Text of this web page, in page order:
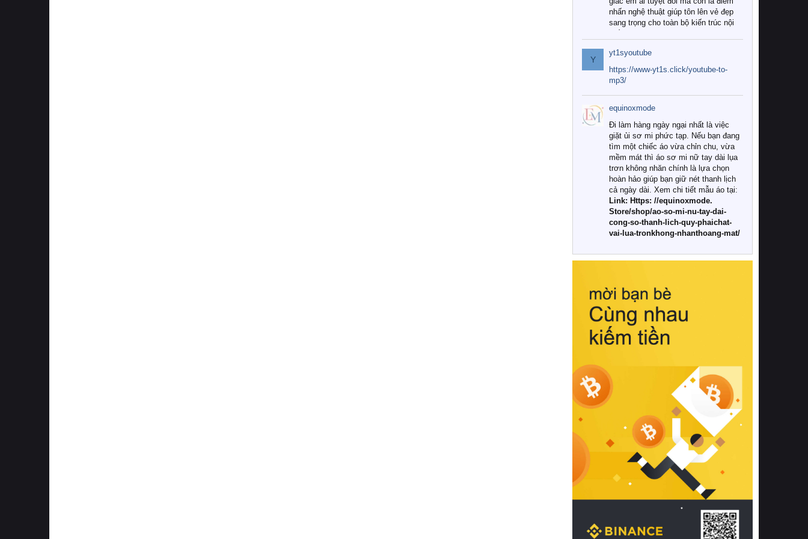
nhấn nghệ thuật giúp tôn lên vẻ đẹp
sang trọng cho toàn bộ kiến trúc nội
Tuy nhiên, giữa thị trường đa dạng
với vô vàn thương hiệu và mẫu mã
như hiện nay, làm thế nào để chọn
được những bộ chăn ga gối đệm cao
cấp thực sự chất lượng, phù hợp với
khí hậu và nhu cầu sử dụng của gia
đình? Hãy cùng chúng tôi đi tìm lời
giải đáp chi tiết qua bài viết dưới đây.
1. Tại sao các gia đình hiện đại lại ưa
chuộng chăn ga gối đệm cao cấp?
Khác với các dòng sản phẩm thông
thường, những bộ chăn ga gối đệm
cao cấp trải qua quy trình sản xuất
nghiêm ngặt từ khâu chọn lọc nguyên
liệu tự nhiên đến công nghệ dệt
nhuộm hiện đại không chứa hóa chất
này, bạn sẽ cảm nhận rõ rệt sự khác
hồi chuẩn xác của phần đệm nâng đỡ
cột sống.
Bên cạnh đó, việc lựa chọn các dòng
sản phẩm đạt chuẩn chất lượng quốc
tế còn giúp ngăn ngừa tình trạng kích
khuẩn và nấm mốc trong điều kiện
thời tiết nóng ẩm. Bạn có thể tìm hiểu
thêm các nghiên cứu khoa học về tác
động của giấc ngủ và môi trường
phòng ngủ đối với sức khỏe con
người tại Sleep Foundation (External
Link) để có cái nhìn toàn diện hơn.
2. Các tiêu chí vàng khi lựa chọn
chăn ga gối đệm cao cấp cho phòng
ngủ
Để sở hữu một bộ chăn ga gối đệm
cao cấp hoàn hảo cả về thẩm mỹ lẫn
công năng, người tiêu dùng cần cân
nhắc kỹ lưỡng các tiêu chí quan trọng
Y
yt1syoutube
https://www-yt1s.click/youtube-to-
mp3/
equinoxmode
Đi làm hàng ngày ngại nhất là việc
giặt ủi sơ mi phức tạp. Nếu bạn đang
tìm một chiếc áo vừa chỉn chu, vừa
mềm mát thì áo sơ mi nữ tay dài lụa
trơn không nhăn chính là lựa chọn
hoàn hảo giúp bạn giữ nét thanh lịch
cả ngày dài. Xem chi tiết mẫu áo tại:
Link: Https: //equinoxmode.
Store/shop/ao-so-mi-nu-tay-dai-
cong-so-thanh-lich-quy-phaichat-
vai-lua-tronkhong-nhanthoang-mat/